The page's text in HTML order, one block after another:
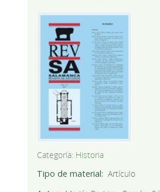
Categoría: Historia
Tipo de material
Artículo